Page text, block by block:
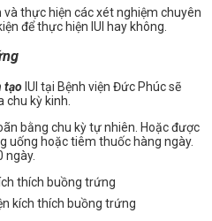
thực hiện các xét nghiệm chuyên
để thực hiện IUI hay không.
tạo IUI tại Bệnh viện Đức Phúc sẽ
kỳ kinh.
bằng chu kỳ tự nhiên. Hoặc được
uống hoặc tiêm thuốc hàng ngày.
ngày.
kích thích buồng trứng